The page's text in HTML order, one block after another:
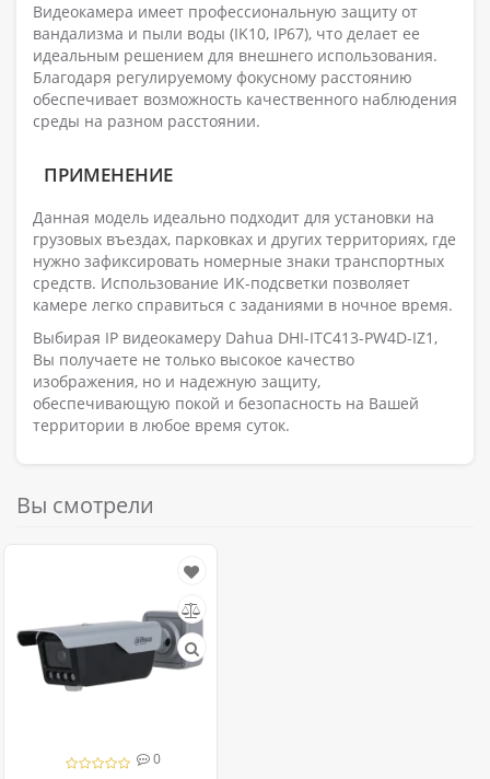
Видеокамера имеет профессиональную защиту от
вандализма и пыли воды (IK10, IP67), что делает ее
идеальным решением для внешнего использования.
Благодаря регулируемому фокусному расстоянию
обеспечивает возможность качественного наблюдения
среды на разном расстоянии.
ПРИМЕНЕНИЕ
Данная модель идеально подходит для установки на
грузовых въездах, парковках и других территориях, где
нужно зафиксировать номерные знаки транспортных
средств. Использование ИК-подсветки позволяет
камере легко справиться с заданиями в ночное время.
Выбирая IP видеокамеру Dahua DHI-ITC413-PW4D-IZ1,
Вы получаете не только высокое качество
изображения, но и надежную защиту,
обеспечивающую покой и безопасность на Вашей
территории в любое время суток.
Вы смотрели
0